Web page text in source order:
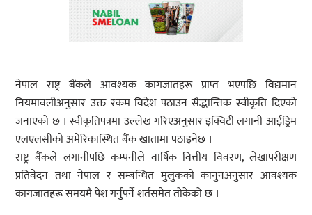
नेपाल राष्ट्र बैंकले आवश्यक कागजातहरू प्राप्त भएपछि विद्यमान
नियमावलीअनुसार उक्त रकम विदेश पठाउन सैद्धान्तिक स्वीकृति दिएको
जनाएको छ । स्वीकृतिपत्रमा उल्लेख गरिएअनुसार इक्विटी लगानी आईड्रिम
एलएलसीको अमेरिकास्थित बैंक खातामा पठाइनेछ ।
राष्ट्र बैंकले लगानीपछि कम्पनीले वार्षिक वित्तीय विवरण, लेखापरीक्षण
प्रतिवेदन तथा नेपाल र सम्बन्धित मुलुकको कानुनअनुसार आवश्यक
कागजातहरू समयमै पेश गर्नुपर्ने शर्तसमेत तोकेको छ ।